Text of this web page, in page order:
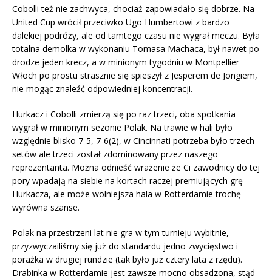
Cobolli też nie zachwyca, chociaż zapowiadało się dobrze. Na
United Cup wrócił przeciwko Ugo Humbertowi z bardzo
dalekiej podróży, ale od tamtego czasu nie wygrał meczu. Była
totalna demolka w wykonaniu Tomasa Machaca, był nawet po
drodze jeden krecz, a w minionym tygodniu w Montpellier
Włoch po prostu strasznie się spieszył z Jesperem de Jongiem,
nie mogąc znaleźć odpowiedniej koncentracji.
Hurkacz i Cobolli zmierzą się po raz trzeci, oba spotkania
wygrał w minionym sezonie Polak. Na trawie w hali było
względnie blisko 7-5, 7-6(2), w Cincinnati potrzeba było trzech
setów ale trzeci został zdominowany przez naszego
reprezentanta. Można odnieść wrażenie że Ci zawodnicy do tej
pory wpadają na siebie na kortach raczej premiujących grę
Hurkacza, ale może wolniejsza hala w Rotterdamie trochę
wyrówna szanse.
Polak na przestrzeni lat nie gra w tym turnieju wybitnie,
przyzwyczailiśmy się już do standardu jedno zwycięstwo i
porażka w drugiej rundzie (tak było już cztery lata z rzędu).
Drabinka w Rotterdamie jest zawsze mocno obsadzona, stąd